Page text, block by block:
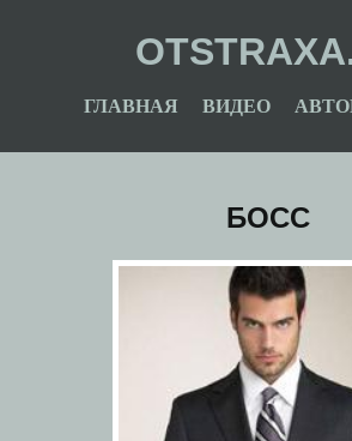
ГЛАВНАЯ ВИДЕО
БОСС